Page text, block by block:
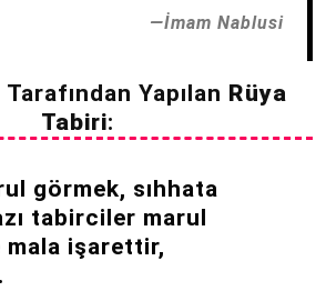
İmam Nablusi
Tarafından Yapılan Rüya
Tabiri:
görmek, sıhhata
tabirciler marul
işarettir,